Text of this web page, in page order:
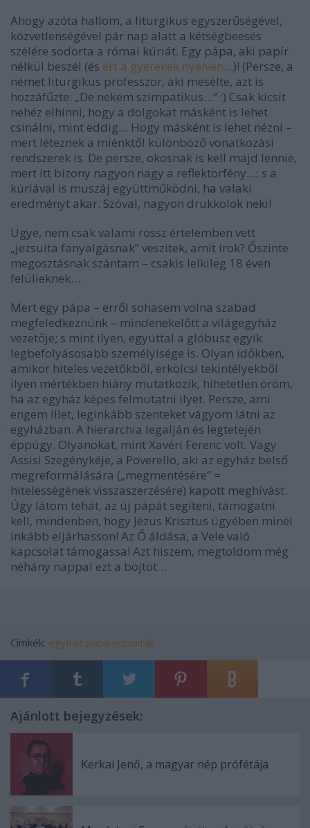
Ahogy azóta hallom, a liturgikus egyszerűségével,
közvetlenségével pár nap alatt a kétségbeesés
szélére sodorta a római kúriát. Egy pápa, aki papír
nélkül beszél (és ért a gyerekek nyelvén…)! (Persze, a
német liturgikus professzor, aki mesélte, azt is
hozzáfűzte: „De nekem szimpatikus…” :) Csak kicsit
nehéz elhinni, hogy a dolgokat másként is lehet
csinálni, mint eddig… Hogy másként is lehet nézni –
mert léteznek a miénktől különböző vonatkozási
rendszerek is. De persze, okosnak is kell majd lennie,
mert itt bizony nagyon nagy a reflektorfény…; s a
kúriával is muszáj együttműködni, ha valaki
eredményt akar. Szóval, nagyon drukkolok neki!
Ugye, nem csak valami rossz értelemben vett
„jezsuita fanyalgásnak” veszitek, amit írok? Őszinte
megosztásnak szántam – csakis lelkileg 18 éven
felülieknek…
Mert egy pápa – erről sohasem volna szabad
megfeledkeznünk – mindenekelőtt a világegyház
vezetője; s mint ilyen, egyúttal a glóbusz egyik
legbefolyásosabb személyisége is. Olyan időkben,
amikor hiteles vezetőkből, erkölcsi tekintélyekből
ilyen mértékben hiány mutatkozik, hihetetlen öröm,
ha az egyház képes felmutatni ilyet. Persze, ami
engem illet, leginkább szenteket vágyom látni az
egyházban. A hierarchia legalján és legtetején
éppúgy. Olyanokat, mint Xavéri Ferenc volt. Vagy
Assisi Szegénykéje, a Poverello, aki az egyház belső
megreformálására („megmentésére” =
hitelességének visszaszerzésére) kapott meghívást.
Úgy látom tehát, az új pápát segíteni, támogatni
kell, mindenben, hogy Jézus Krisztus ügyében minél
inkább eljárhasson! Az Ő áldása, a Vele való
kapcsolat támogassa! Azt hiszem, megtoldom még
néhány nappal ezt a böjtöt…
Címkék: egyház pápa jezsuiták
Ajánlott bejegyzések:
Kerkai Jenő, a magyar nép prófétája